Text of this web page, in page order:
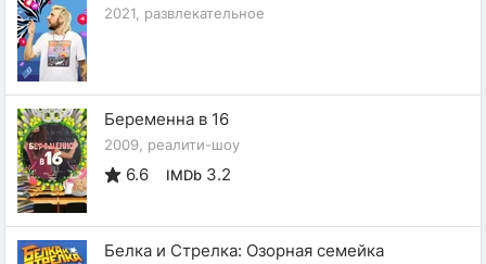
2021, развлекательное
Беременна в 16
2009, реалити-шоу
6.6 IMDb 3.2
Белка и Стрелка: Озорная семейка